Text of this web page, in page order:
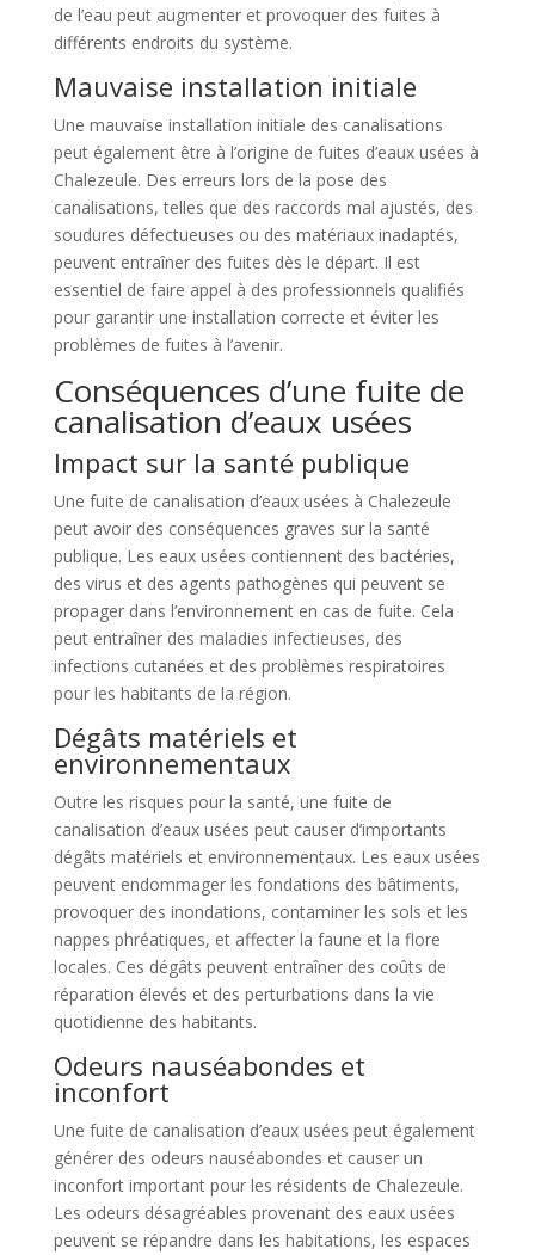
de l’eau peut augmenter et provoquer des fuites à
différents endroits du système.
Mauvaise installation initiale
Une mauvaise installation initiale des canalisations
peut également être à l’origine de fuites d’eaux usées à
Chalezeule. Des erreurs lors de la pose des
canalisations, telles que des raccords mal ajustés, des
soudures défectueuses ou des matériaux inadaptés,
peuvent entraîner des fuites dès le départ. Il est
essentiel de faire appel à des professionnels qualifiés
pour garantir une installation correcte et éviter les
problèmes de fuites à l’avenir.
Conséquences d’une fuite de
canalisation d’eaux usées
Impact sur la santé publique
Une fuite de canalisation d’eaux usées à Chalezeule
peut avoir des conséquences graves sur la santé
publique. Les eaux usées contiennent des bactéries,
des virus et des agents pathogènes qui peuvent se
propager dans l’environnement en cas de fuite. Cela
peut entraîner des maladies infectieuses, des
infections cutanées et des problèmes respiratoires
pour les habitants de la région.
Dégâts matériels et
environnementaux
Outre les risques pour la santé, une fuite de
canalisation d’eaux usées peut causer d’importants
dégâts matériels et environnementaux. Les eaux usées
peuvent endommager les fondations des bâtiments,
provoquer des inondations, contaminer les sols et les
nappes phréatiques, et affecter la faune et la flore
locales. Ces dégâts peuvent entraîner des coûts de
réparation élevés et des perturbations dans la vie
quotidienne des habitants.
Odeurs nauséabondes et
inconfort
Une fuite de canalisation d’eaux usées peut également
générer des odeurs nauséabondes et causer un
inconfort important pour les résidents de Chalezeule.
Les odeurs désagréables provenant des eaux usées
peuvent se répandre dans les habitations, les espaces